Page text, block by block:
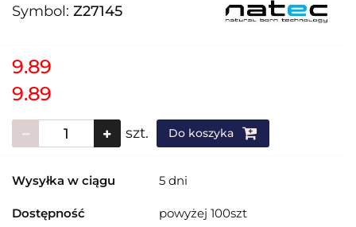
Symbol: Z27145
9.89
9.89
szt. Do koszyka
Wysyłka w ciągu 5 dni
Dostępność powyżej 100szt